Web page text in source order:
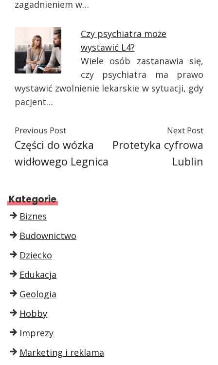
zagadnieniem w…
Czy psychiatra może
wystawić L4?
Wiele osób zastanawia się,
czy psychiatra ma prawo
wystawić zwolnienie lekarskie w sytuacji, gdy
pacjent…
Previous Post
Części do wózka
widłowego Legnica
Next Post
Protetyka cyfrowa
Lublin
Kategorie
Biznes
Budownictwo
Dziecko
Edukacja
Geologia
Hobby
Imprezy
Marketing i reklama